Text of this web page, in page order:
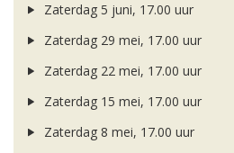
Zaterdag 5 juni, 17.00 uur
Zaterdag 29 mei, 17.00 uur
Zaterdag 22 mei, 17.00 uur
Zaterdag 15 mei, 17.00 uur
Zaterdag 8 mei, 17.00 uur